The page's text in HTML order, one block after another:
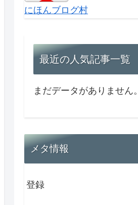
にほんブログ村
最近の人気記事一覧
まだデータがありません。
メタ情報
登録